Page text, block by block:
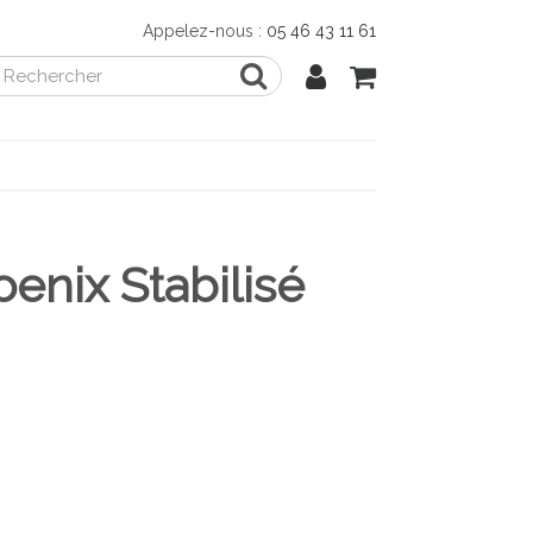
Appelez-nous : 05 46 43 11 61
Stabilisé